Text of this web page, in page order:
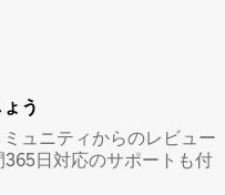
う
ュニティからのレビュー
日対応のサポートも付